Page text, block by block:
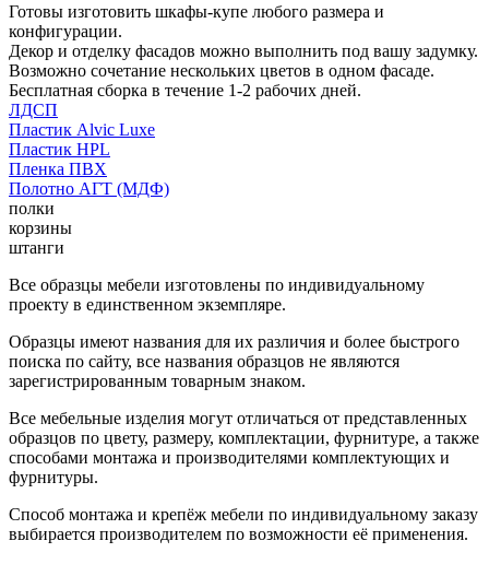
Готовы изготовить шкафы-купе любого размера и
конфигурации.
Декор и отделку фасадов можно выполнить под вашу задумку.
Возможно сочетание нескольких цветов в одном фасаде.
Бесплатная сборка в течение 1-2 рабочих дней.
ЛДСП
Пластик Alvic Luxe
Пластик HPL
Пленка ПВХ
Полотно АГТ (МДФ)
полки
корзины
штанги
Все образцы мебели изготовлены по индивидуальному
проекту в единственном экземпляре.
Образцы имеют названия для их различия и более быстрого
поиска по сайту, все названия образцов не являются
зарегистрированным товарным знаком.
Все мебельные изделия могут отличаться от представленных
образцов по цвету, размеру, комплектации, фурнитуре, а также
способами монтажа и производителями комплектующих и
фурнитуры.
Способ монтажа и крепёж мебели по индивидуальному заказу
выбирается производителем по возможности её применения.